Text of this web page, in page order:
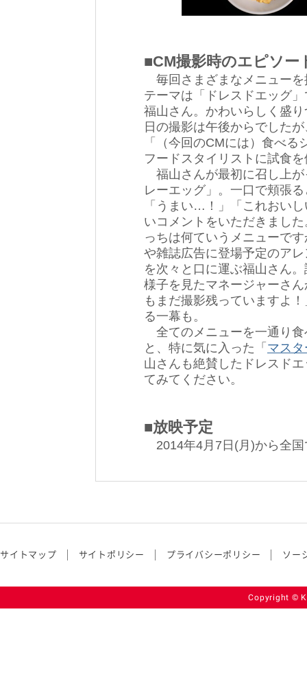
■CM撮影時のエピソー
毎回さまざまなメニューを
テーマは「ドレスドエッグ
福山さん。かわいらしく盛
日の撮影は午後からでした
「（今回のCMには）食べ
フードスタイリストに試食
福山さんが最初に召し上が
レーエッグ」。一口で頬張
「うまい…！」「これおい
いコメントをいただきまし
っちは何ていうメニューで
や雑誌広告に登場予定のア
を次々と口に運ぶ福山さん
様子を見たマネージャーさ
もまだ撮影残っていますよ
る一幕も。
全てのメニューを一通り食
と、特に気に入った「 マス
山さんも絶賛したドレスド
てみてください。
■放映予定
2014年4月7日(月)から全国
サイトマップ サイトポリシー プライバシーポリシー ソー
Copyright ©